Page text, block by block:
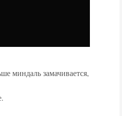
миндаль замачивается,